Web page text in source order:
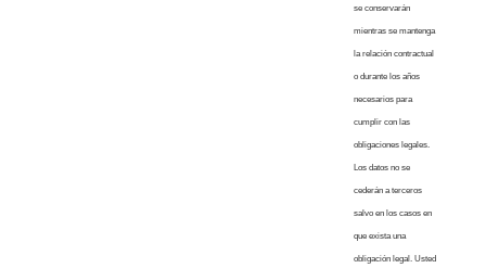
se conservarán
mientras se mantenga
la relación contractual
o durante los años
necesarios para
cumplir con las
obligaciones legales.
Los datos no se
cederán a terceros
salvo en los casos en
que exista una
obligación legal. Usted